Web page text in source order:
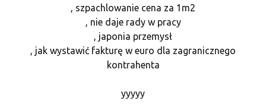
, szpachlowanie cena za 1m2
, nie daje rady w pracy
, japonia przemysł
, jak wystawić fakturę w euro dla zagranicznego
kontrahenta
yyyyy